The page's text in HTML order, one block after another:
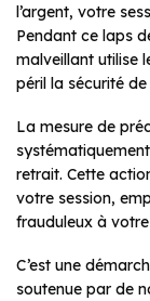
l’argent, votre
Pendant ce laps
malveillant utilise
péril la sécurité
La mesure de
retrait. Cette
votre session,
frauduleux à
C’est une
soutenue par de